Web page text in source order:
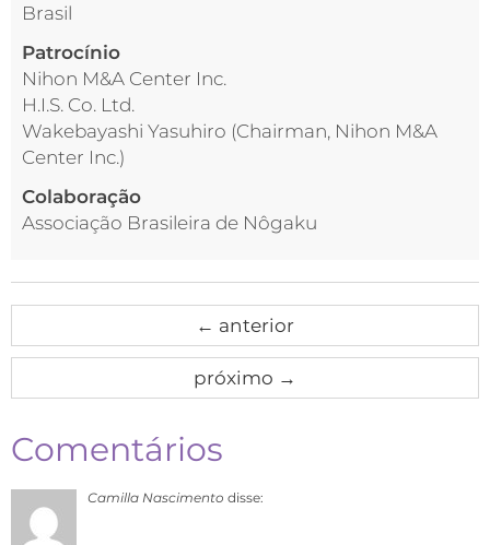
Brasil
Patrocínio
Nihon M&A Center Inc.
H.I.S. Co. Ltd.
Wakebayashi Yasuhiro (Chairman, Nihon M&A
Center Inc.)
Colaboração
Associação Brasileira de Nôgaku
← anterior
próximo →
Comentários
Camilla Nascimento disse: